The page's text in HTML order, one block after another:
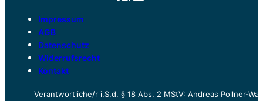
Impressum
AGB
Datenschutz
Widerrufsrecht
Kontakt
Verantwortliche/r i.S.d. § 18 Abs. 2 MStV: Andreas Pollner-